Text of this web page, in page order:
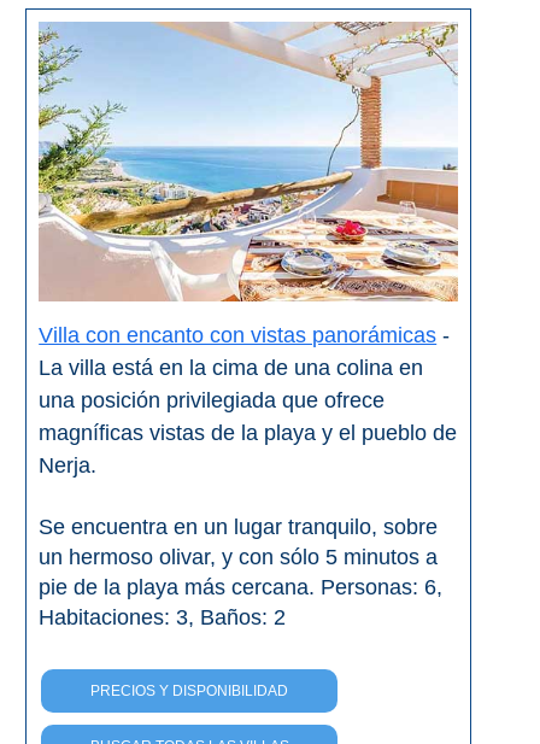
Villa con encanto con vistas panorámicas -
La villa está en la cima de una colina en
una posición privilegiada que ofrece
magníficas vistas de la playa y el pueblo de
Nerja.
Se encuentra en un lugar tranquilo, sobre
un hermoso olivar, y con sólo 5 minutos a
pie de la playa más cercana. Personas: 6,
Habitaciones: 3, Baños: 2
PRECIOS Y DISPONIBILIDAD